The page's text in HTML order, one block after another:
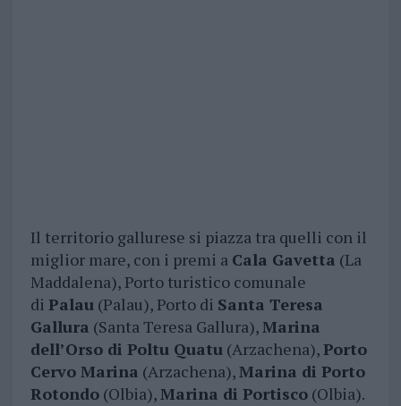
Il territorio gallurese si piazza tra quelli con il
miglior mare, con i premi a Cala Gavetta (La
Maddalena), Porto turistico comunale
di Palau(Palau), Porto di Santa Teresa
Gallura (Santa Teresa Gallura),Marina
dell’Orso di Poltu Quatu(Arzachena),Porto
Cervo Marina (Arzachena),Marina di Porto
Rotondo(Olbia),Marina di Portisco(Olbia).